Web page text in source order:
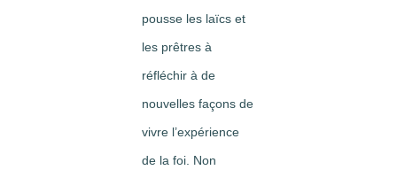
pousse les laïcs et
les prêtres à
réfléchir à de
nouvelles façons de
vivre l’expérience
de la foi. Non